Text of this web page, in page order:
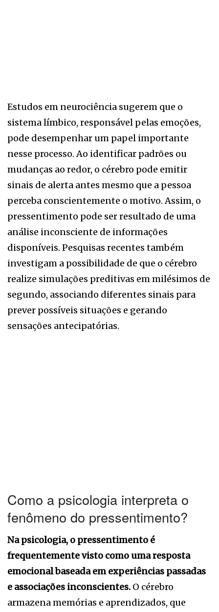
Estudos em neurociência sugerem que o
sistema límbico, responsável pelas emoções,
pode desempenhar um papel importante
nesse processo. Ao identificar padrões ou
mudanças ao redor, o cérebro pode emitir
sinais de alerta antes mesmo que a pessoa
perceba conscientemente o motivo. Assim, o
pressentimento pode ser resultado de uma
análise inconsciente de informações
disponíveis. Pesquisas recentes também
investigam a possibilidade de que o cérebro
realize simulações preditivas em milésimos de
segundo, associando diferentes sinais para
prever possíveis situações e gerando
sensações antecipatórias.
Como a psicologia interpreta o
fenômeno do pressentimento?
Na psicologia, o pressentimento é
frequentemente visto como uma resposta
emocional baseada em experiências passadas
e associações inconscientes. O cérebro
armazena memórias e aprendizados, que